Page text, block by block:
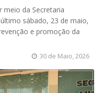
meio da Secretaria
sábado, 23 de maio,
e promoção da
30 de Maio, 2026